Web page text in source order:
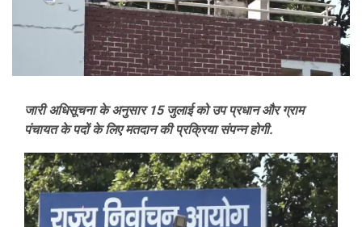
जारी अधिसूचना के अनुसार 15 जुलाई को उप प्रधान और ग्राम
पंचायत के पदों के लिए मतदान की प्रक्रिया संपन्न होगी.